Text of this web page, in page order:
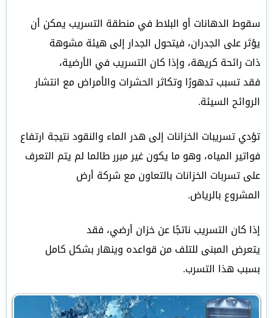
سقوط الدهانات أو البلاط في منطقة التسريب يمكن أن
يؤثر على الجدران، فيتحول الجدار إلى هيئة مشوهة
ذات رائحة كريهة، وإذا كان التسريب في الأرضية،
فقد تسبب تدهورًا وتكاثر الحشرات والأمراض مع انتشار
الروائح السيئة.
تؤدي تسريبات الخزانات إلى هدر الماء والنقود نتيجة ارتفاع
فواتير المياه، وهو ما يكون غير مبرر طالما لم يتم التعرف
على تسربات الخزانات بالتعاون مع شركة أرض
المشروع بالرياض.
إذا كان التسريب ناتجًا عن خزان أرضي، فقد
يتعرض المبنى للتلف من قواعده وينهار بشكل كامل
بسبب هذا التسرب.